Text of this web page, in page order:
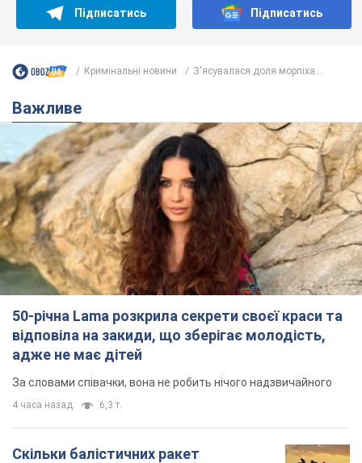
Підписатись Підписатись
Кримінальні новини З'ясувалася доля морпіха...
Важливе
50-річна Lama розкрила секрети своєї краси та
відповіла на закиди, що зберігає молодість,
адже не має дітей
За словами співачки, вона не робить нічого надзвичайного
4 часа назад 6,3 т.
Скільки балістичних ракет